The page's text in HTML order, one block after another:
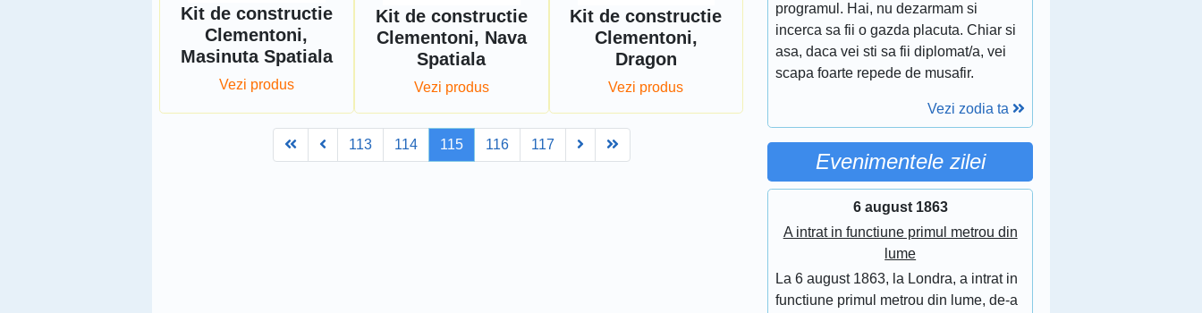
Kit de constructie
Clementoni,
Masinuta Spatiala
Vezi produs
Kit de constructie
Clementoni, Nava
Spatiala
Vezi produs
Kit de constructie
Clementoni,
Dragon
Vezi produs
FirstPrev113 114 115 116 117 Next Last
programul. Hai, nu dezarmam si
incerca sa fii o gazda placuta. Chiar si
asa, daca vei sti sa fii diplomat/a, vei
scapa foarte repede de musafir.
Vezi zodia ta
Evenimentele zilei
6 august 1863
A intrat in functiune primul metrou din
lume
La 6 august 1863, la Londra, a intrat in
functiune primul metrou din lume, de-a